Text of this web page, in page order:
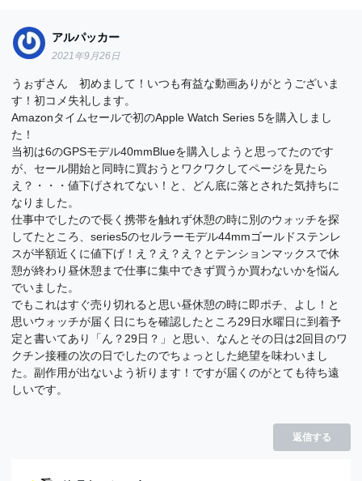
アルパッカー
2021年9月26日
うぉずさん 初めまして！いつも有益な動画ありがとうございま
す！初コメ失礼します。
Amazonタイムセールで初のApple Watch Series 5を購入しまし
た！
当初は6のGPSモデル40mmBlueを購入しようと思ってたのです
が、セール開始と同時に買おうとワクワクしてページを見たら
え？・・・値下げされてない！と、どん底に落とされた気持ちに
なりました。
仕事中でしたので長く携帯を触れず休憩の時に別のウォッチを探
してたところ、series5のセルラーモデル44mmゴールドステンレ
スが半額近くに値下げ！え？え？え？とテンションマックスで休
憩が終わり昼休憩まで仕事に集中できず買うか買わないかを悩ん
でいました。
でもこれはすぐ売り切れると思い昼休憩の時に即ポチ、よし！と
思いウォッチが届く日にちを確認したところ29日水曜日に到着予
定と書いてあり「ん？29日？」と思い、なんとその日は2回目のワ
クチン接種の次の日でしたのでちょっとした絶望を味わいまし
た。副作用が出ないよう祈ります！ですが届くのがとても待ち遠
しいです。
返信する